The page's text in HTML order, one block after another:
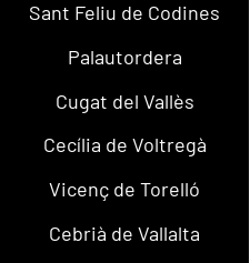
Sant Feliu de Codines
Palautordera
Cugat del Vallès
Cecília de Voltregà
Vicenç de Torelló
Cebrià de Vallalta